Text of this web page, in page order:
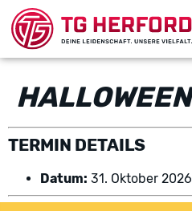
HALLOWEEN
TERMIN DETAILS
Datum: 31. Oktober 2026